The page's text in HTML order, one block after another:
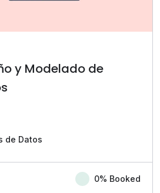
y Modelado de
de Datos
0% Booked